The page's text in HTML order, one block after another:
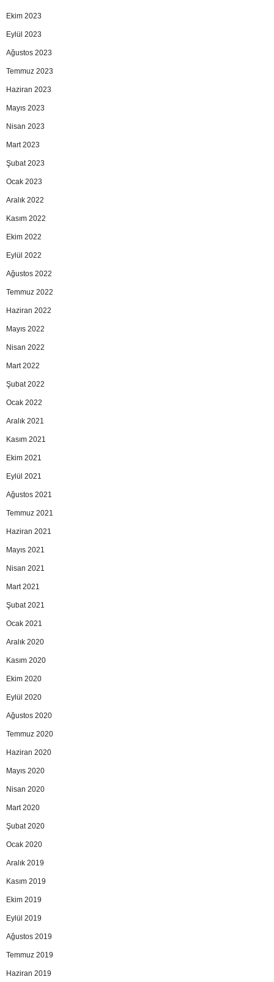
Ekim 2023
Eylül 2023
Ağustos 2023
Temmuz 2023
Haziran 2023
Mayıs 2023
Nisan 2023
Mart 2023
Şubat 2023
Ocak 2023
Aralık 2022
Kasım 2022
Ekim 2022
Eylül 2022
Ağustos 2022
Temmuz 2022
Haziran 2022
Mayıs 2022
Nisan 2022
Mart 2022
Şubat 2022
Ocak 2022
Aralık 2021
Kasım 2021
Ekim 2021
Eylül 2021
Ağustos 2021
Temmuz 2021
Haziran 2021
Mayıs 2021
Nisan 2021
Mart 2021
Şubat 2021
Ocak 2021
Aralık 2020
Kasım 2020
Ekim 2020
Eylül 2020
Ağustos 2020
Temmuz 2020
Haziran 2020
Mayıs 2020
Nisan 2020
Mart 2020
Şubat 2020
Ocak 2020
Aralık 2019
Kasım 2019
Ekim 2019
Eylül 2019
Ağustos 2019
Temmuz 2019
Haziran 2019